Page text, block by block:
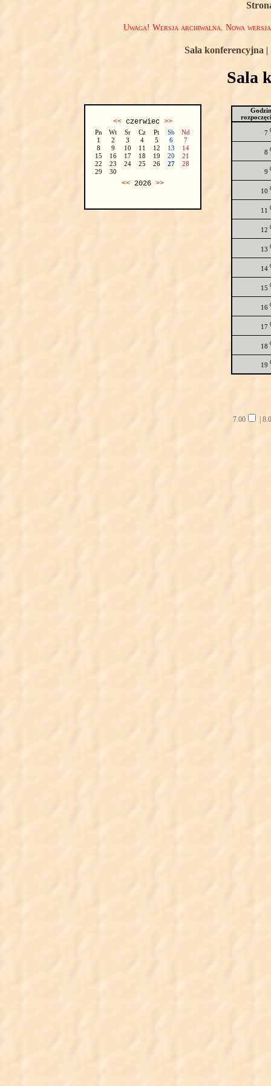
Uwaga! Wersja archiwalna. Nowa
Sala konferencyjna |
Sala
<<czerwiec >>
Pn Wt Sr Cz Pt Sb
Nd
1
2 3 4 5 6
7
8
9 10 11 12 13
14
15
16 17 18 19 20
21
22
23 24 25 26 27
28
29
30
<<2026 >>
7
8
9
10
11
12
13
14
15
16
17
18
19
7.00